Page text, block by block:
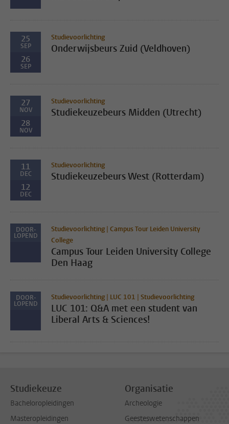
25
SEP
26
SEP
Studievoorlichting
Onderwijsbeurs Zuid (Veldhoven)
27
NOV
28
NOV
Studievoorlichting
Studiekeuzebeurs Midden (Utrecht)
11
DEC
12
DEC
Studievoorlichting
Studiekeuzebeurs West (Rotterdam)
DOOR-
LOPEND
Studievoorlichting | Campus Tour Leiden University
College
Campus Tour Leiden University College
Den Haag
DOOR-
LOPEND
Studievoorlichting | LUC 101 | Studievoorlichting
LUC 101: Q&A met een student van
Liberal Arts & Sciences!
Studiekeuze
Bacheloropleidingen
Masteropleidingen
Organisatie
Archeologie
Geesteswetenschappen